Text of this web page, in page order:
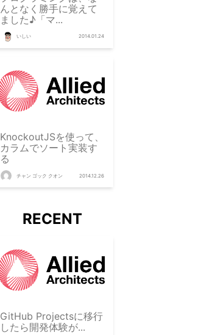
んとなく勝手に覚えて
ました♪「マ...
いしい 2014.01.24
KnockoutJSを使って、
カラムでソート実装す
る
チャン ゴック クオン 2014.12.26
RECENT
GitHub Projectsに移行
したら開発体験が...